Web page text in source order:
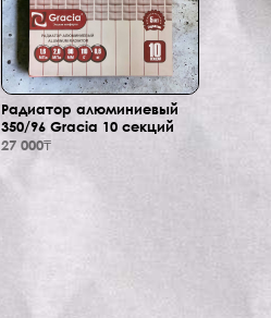
Радиатор алюминиевый
350/96 Gracia 10 секций
27 000₸